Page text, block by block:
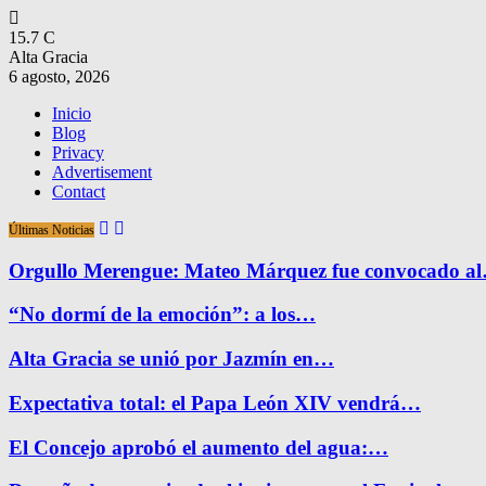
15.7 C
Alta Gracia
6 agosto, 2026
Inicio
Blog
Privacy
Advertisement
Contact
Últimas Noticias
Orgullo Merengue: Mateo Márquez fue convocado
“No dormí de la emoción”: a los…
Alta Gracia se unió por Jazmín en…
Expectativa total: el Papa León XIV vendrá…
El Concejo aprobó el aumento del agua:…